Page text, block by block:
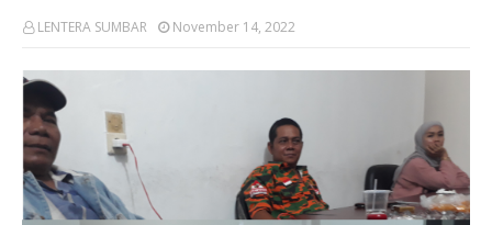
LENTERA SUMBAR November 14, 2022